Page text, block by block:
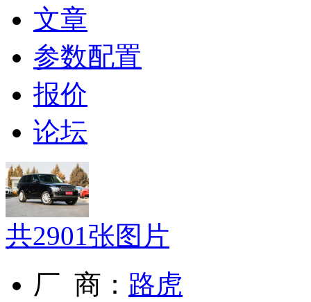
文章
参数配置
报价
论坛
共2901张图片
厂 商： 路虎